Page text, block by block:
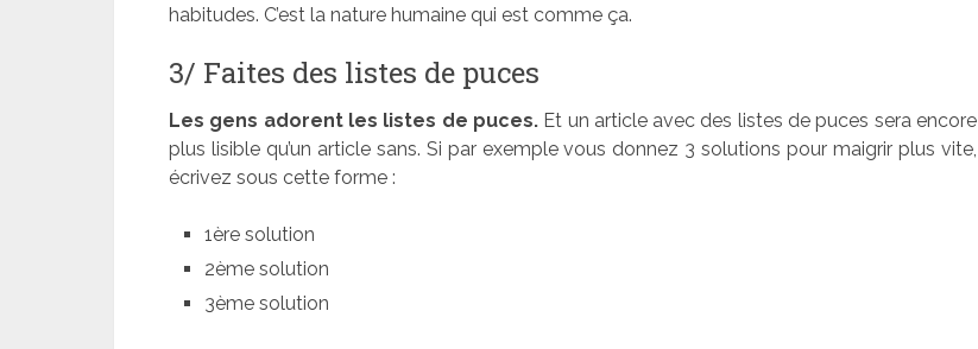
habitudes. C’est la nature humaine qui est comme ça.
3/ Faites des listes de puces
Les gens adorent les listes de puces.Et un article avec des listes de puces sera encore
plus lisible qu’un article sans. Si par exemple vous donnez 3 solutions pour maigrir plus vite,
écrivez sous cette forme :
1ère solution
2ème solution
3ème solution